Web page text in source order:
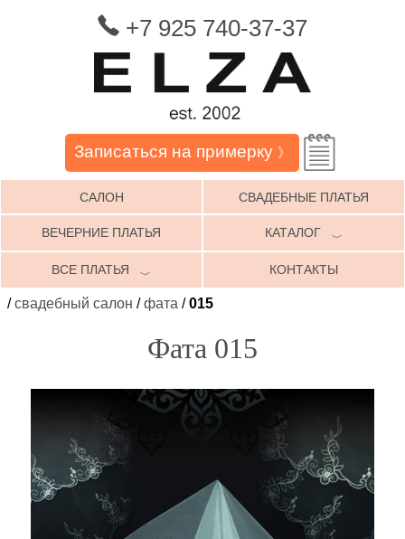
+7 925 740-37-37
Записаться на примерку 》
САЛОН СВАДЕБНЫЕ ПЛАТЬЯ
ВЕЧЕРНИЕ ПЛАТЬЯ КАТАЛОГ ﹀
ВСЕ ПЛАТЬЯ ﹀ КОНТАКТЫ
/свадебный салон /фата /015
Фата 015